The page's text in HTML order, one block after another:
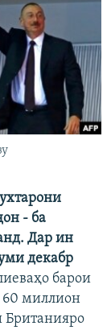
- ба
Дар ин
декабр
барои
60 миллион
Британияро